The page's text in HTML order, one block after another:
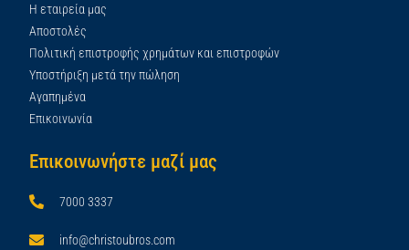
Η εταιρεία μας
Αποστολές
Πολιτική επιστροφής χρημάτων και επιστροφών
Υποστήριξη μετά την πώληση
Αγαπημένα
Επικοινωνία
Επικοινωνήστε μαζί μας
7000 3337
info@christoubros.com